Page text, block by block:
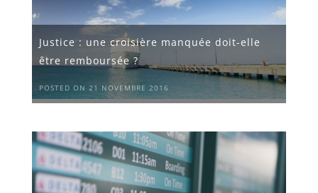
Justice : une croisière manquée doit-elle
être remboursée ?
POSTED ON 21 NOVEMBRE 2016